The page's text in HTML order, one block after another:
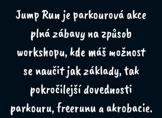
Jump Run je parkourová akce
plná zábavy na způsob
workshopu, kde máš možnost
se naučit jak základy, tak
pokročilejší dovednosti
parkouru, freerunu a akrobacie.